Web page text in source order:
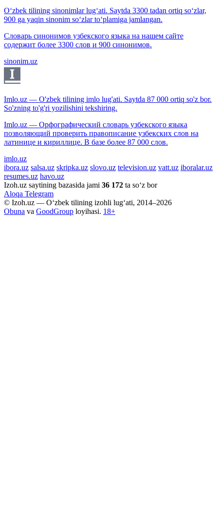
O‘zbek tilining sinonimlar lug‘ati. Saytda 3300 tadan ortiq so‘zlar,
900 ga yaqin sinonim so‘zlar to‘plamiga jamlangan.
Словарь синонимов узбекского языка на нашем сайте
содержит более 3300 слов и 900 синонимов.
sinonim.uz
Imlo.uz — O'zbek tilining imlo lug'ati. Saytda 87 000 ortiq so'z bor.
So'zning to'g'ri yozilishini tekshiring.
Imlo.uz — Орфографический словарь узбекского языка
позволяющий проверить правописание узбекских слов на
латинице и кириллице. В базе более 87 000 слов.
imlo.uz
ibora.uz salsa.uz skripka.uz slovo.uz television.uz vatt.uz iboralar.uz
resumes.uz havo.uz
Izoh.uz saytining bazasida jami 36 172 ta so‘z bor
Aloqa Telegram
© Izoh.uz — O‘zbek tilining izohli lug‘ati, 2014–2026
Obuna va GoodGroup loyihasi. 18+